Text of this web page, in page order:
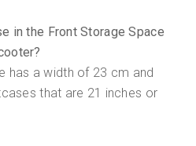
in the Front Storage Space
has a width of 23 cm and
that are 21 inches or